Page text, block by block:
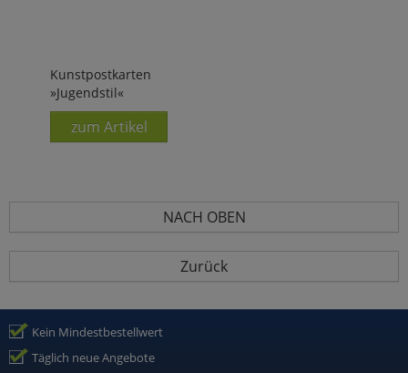
Kunstpostkarten
»Jugendstil«
zum Artikel
NACH OBEN
Zurück
Kein Mindestbestellwert
Täglich neue Angebote